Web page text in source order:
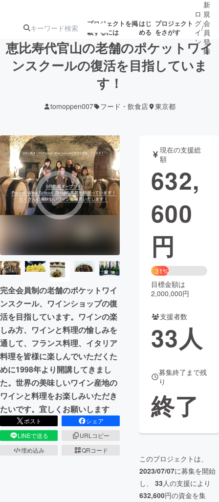
プロジェクトを掲
載するには
はじ
める
プロジェクト
をさがす
注目の新着プロ
テクノロジー・ガジェット
映像・映画 書籍・雑誌
ビジネス・起業 チャレンジ
まちづくり・地域活性化
CAMPFIRE for Social Good CAMPFIRE Creation
コミュニティ
ロ
グ
イ
ン
/
新
規
会
員
登
録
恵比寿代官山の老舗のポケットワイ
ンスクールの復活を目指していま
す！
tomoppen007 フード・飲食店 東京都
完全会員制の老舗のポケットワイ
ンスクール、ワインショップの復
活を目指しています。ワインの楽
しみ方、ワインと料理の愉しみを
通して、フランス料理、イタリア
料理を皆様に楽しんでいただくた
めに1998年より開講してきまし
た。世界の美味しいワイン産地の
ワインと料理をお楽しみいただき
たいです。宜しくお願いします
ポスト
シェア
LINEで送る
URLコピー
埋め込み
QRコード
現在の支援総
額
632,
600
円
31%
目標金額は
2,000,000円
支援者数
33人
募集終了まで残
り
終了
このプロジェクトは、
2023/07/07に募集を開始
し、 33人の支援により
632,600円の資金を集